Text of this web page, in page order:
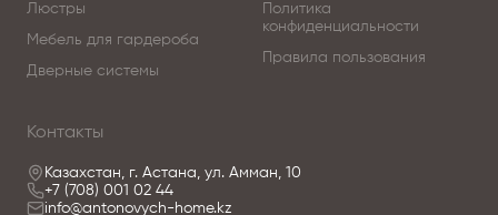
Люстры
Мебель для гардероба
Дверные системы
Политика
конфиденциальности
Правила пользования
Контакты
Казахстан, г. Астана, ул. Амман, 10
+7 (708) 001 02 44
info@antonovych-home.kz